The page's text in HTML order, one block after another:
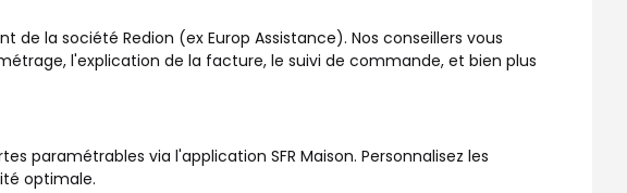
la société Redion (ex Europ Assistance). Nos conseillers vous
l'explication de la facture, le suivi de commande, et bien plus
paramétrables via l'application SFR Maison. Personnalisez les
optimale.